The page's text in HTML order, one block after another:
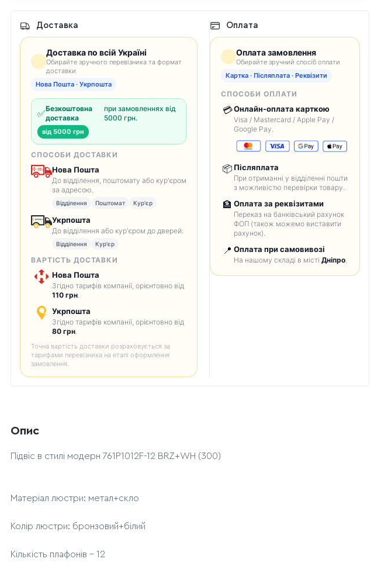
Доставка
Доставка по всій Україні
Обирайте зручного перевізника та формат
доставки
Нова Пошта · Укрпошта
✅Безкоштовна
доставка
при замовленнях від
5000 грн.
від 5000 грн
СПОСОБИ ДОСТАВКИ
Нова Пошта
До відділення, поштомату або кур'єром
за адресою.
Відділення Поштомат Кур'єр
Укрпошта
До відділення або кур'єром до дверей.
Відділення Кур'єр
ВАРТІСТЬ ДОСТАВКИ
Нова Пошта
Згідно тарифів компанії, орієнтовно від
110 грн.
Укрпошта
Згідно тарифів компанії, орієнтовно від
80 грн.
Точна вартість доставки розраховується за
тарифами перевізника на етапі оформлення
замовлення.
Оплата
Оплата замовлення
Обирайте зручний спосіб оплати
Картка · Післяплата · Реквізити
СПОСОБИ ОПЛАТИ
💳Онлайн-оплата карткою
Visa / Mastercard / Apple Pay /
Google Pay.
📦 Післяплата
При отриманні у відділенні пошти
з можливістю перевірки товару.
🏦 Оплата за реквізитами
Переказ на банківський рахунок
ФОП (також можемо виставити
рахунок).
📍 Оплата при самовивозі
На нашому складі в містіДніпро.
Опис
Підвіс в стилі модерн 761P1012F-12 BRZ+WH (300)
Матеріал люстри: метал+скло
Колір люстри: бронзовий+білий
Кількість плафонів - 12